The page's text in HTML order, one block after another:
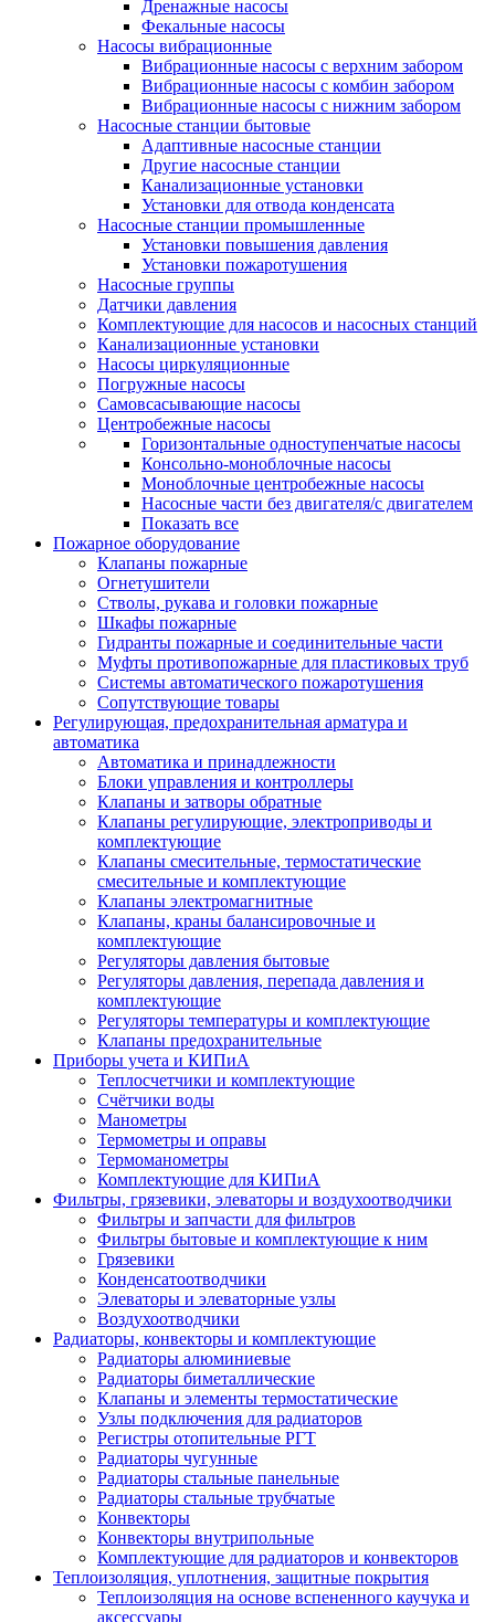
Дренажные насосы
Фекальные насосы
Насосы вибрационные
Вибрационные насосы с верхним забором
Вибрационные насосы с комбин забором
Вибрационные насосы с нижним забором
Насосные станции бытовые
Адаптивные насосные станции
Другие насосные станции
Канализационные установки
Установки для отвода конденсата
Насосные станции промышленные
Установки повышения давления
Установки пожаротушения
Насосные группы
Датчики давления
Комплектующие для насосов и насосных станций
Канализационные установки
Насосы циркуляционные
Погружные насосы
Самовсасывающие насосы
Центробежные насосы
Горизонтальные одноступенчатые насосы
Консольно-моноблочные насосы
Моноблочные центробежные насосы
Насосные части без двигателя/с двигателем
Показать все
Пожарное оборудование
Клапаны пожарные
Огнетушители
Стволы, рукава и головки пожарные
Шкафы пожарные
Гидранты пожарные и соединительные части
Муфты противопожарные для пластиковых труб
Системы автоматического пожаротушения
Сопутствующие товары
Регулирующая, предохранительная арматура и
автоматика
Автоматика и принадлежности
Блоки управления и контроллеры
Клапаны и затворы обратные
Клапаны регулирующие, электроприводы и
комплектующие
Клапаны смесительные, термостатические
смесительные и комплектующие
Клапаны электромагнитные
Клапаны, краны балансировочные и
комплектующие
Регуляторы давления бытовые
Регуляторы давления, перепада давления и
комплектующие
Регуляторы температуры и комплектующие
Клапаны предохранительные
Приборы учета и КИПиА
Теплосчетчики и комплектующие
Счётчики воды
Манометры
Термометры и оправы
Термоманометры
Комплектующие для КИПиА
Фильтры, грязевики, элеваторы и воздухоотводчики
Фильтры и запчасти для фильтров
Фильтры бытовые и комплектующие к ним
Грязевики
Конденсатоотводчики
Элеваторы и элеваторные узлы
Воздухоотводчики
Радиаторы, конвекторы и комплектующие
Радиаторы алюминиевые
Радиаторы биметаллические
Клапаны и элементы термостатические
Узлы подключения для радиаторов
Регистры отопительные РГТ
Радиаторы чугунные
Радиаторы стальные панельные
Радиаторы стальные трубчатые
Конвекторы
Конвекторы внутрипольные
Комплектующие для радиаторов и конвекторов
Теплоизоляция, уплотнения, защитные покрытия
Теплоизоляция на основе вспененного каучука и
аксессуары